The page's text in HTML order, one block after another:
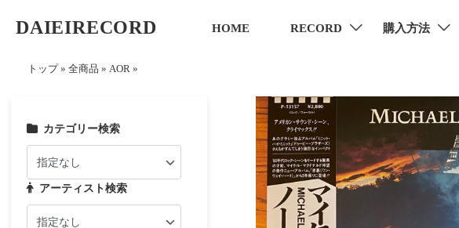
DAIEIRECORD HOME RECORD 購入方法
トップ » 全商品 » AOR »
カテゴリー検索
アーティスト検索